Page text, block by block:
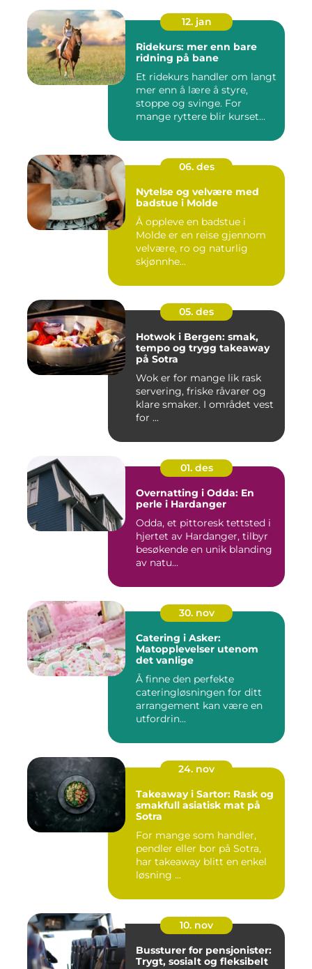
12. jan
Ridekurs: mer enn bare
ridning på bane
Et ridekurs handler om langt
mer enn å lære å styre,
stoppe og svinge. For
mange ryttere blir kurset...
06. des
Nytelse og velvære med
badstue i Molde
Å oppleve en badstue i
Molde er en reise gjennom
velvære, ro og naturlig
skjønnhe...
05. des
Hotwok i Bergen: smak,
tempo og trygg takeaway
på Sotra
Wok er for mange lik rask
servering, friske råvarer og
klare smaker. I området vest
for ...
01. des
Overnatting i Odda: En
perle i Hardanger
Odda, et pittoresk tettsted i
hjertet av Hardanger, tilbyr
besøkende en unik blanding
av natu...
30. nov
Catering i Asker:
Matopplevelser utenom
det vanlige
Å finne den perfekte
cateringløsningen for ditt
arrangement kan være en
utfordrin...
24. nov
Takeaway i Sartor: Rask og
smakfull asiatisk mat på
Sotra
For mange som handler,
pendler eller bor på Sotra,
har takeaway blitt en enkel
løsning ...
10. nov
Bussturer for pensjonister:
Trygt, sosialt og fleksibelt